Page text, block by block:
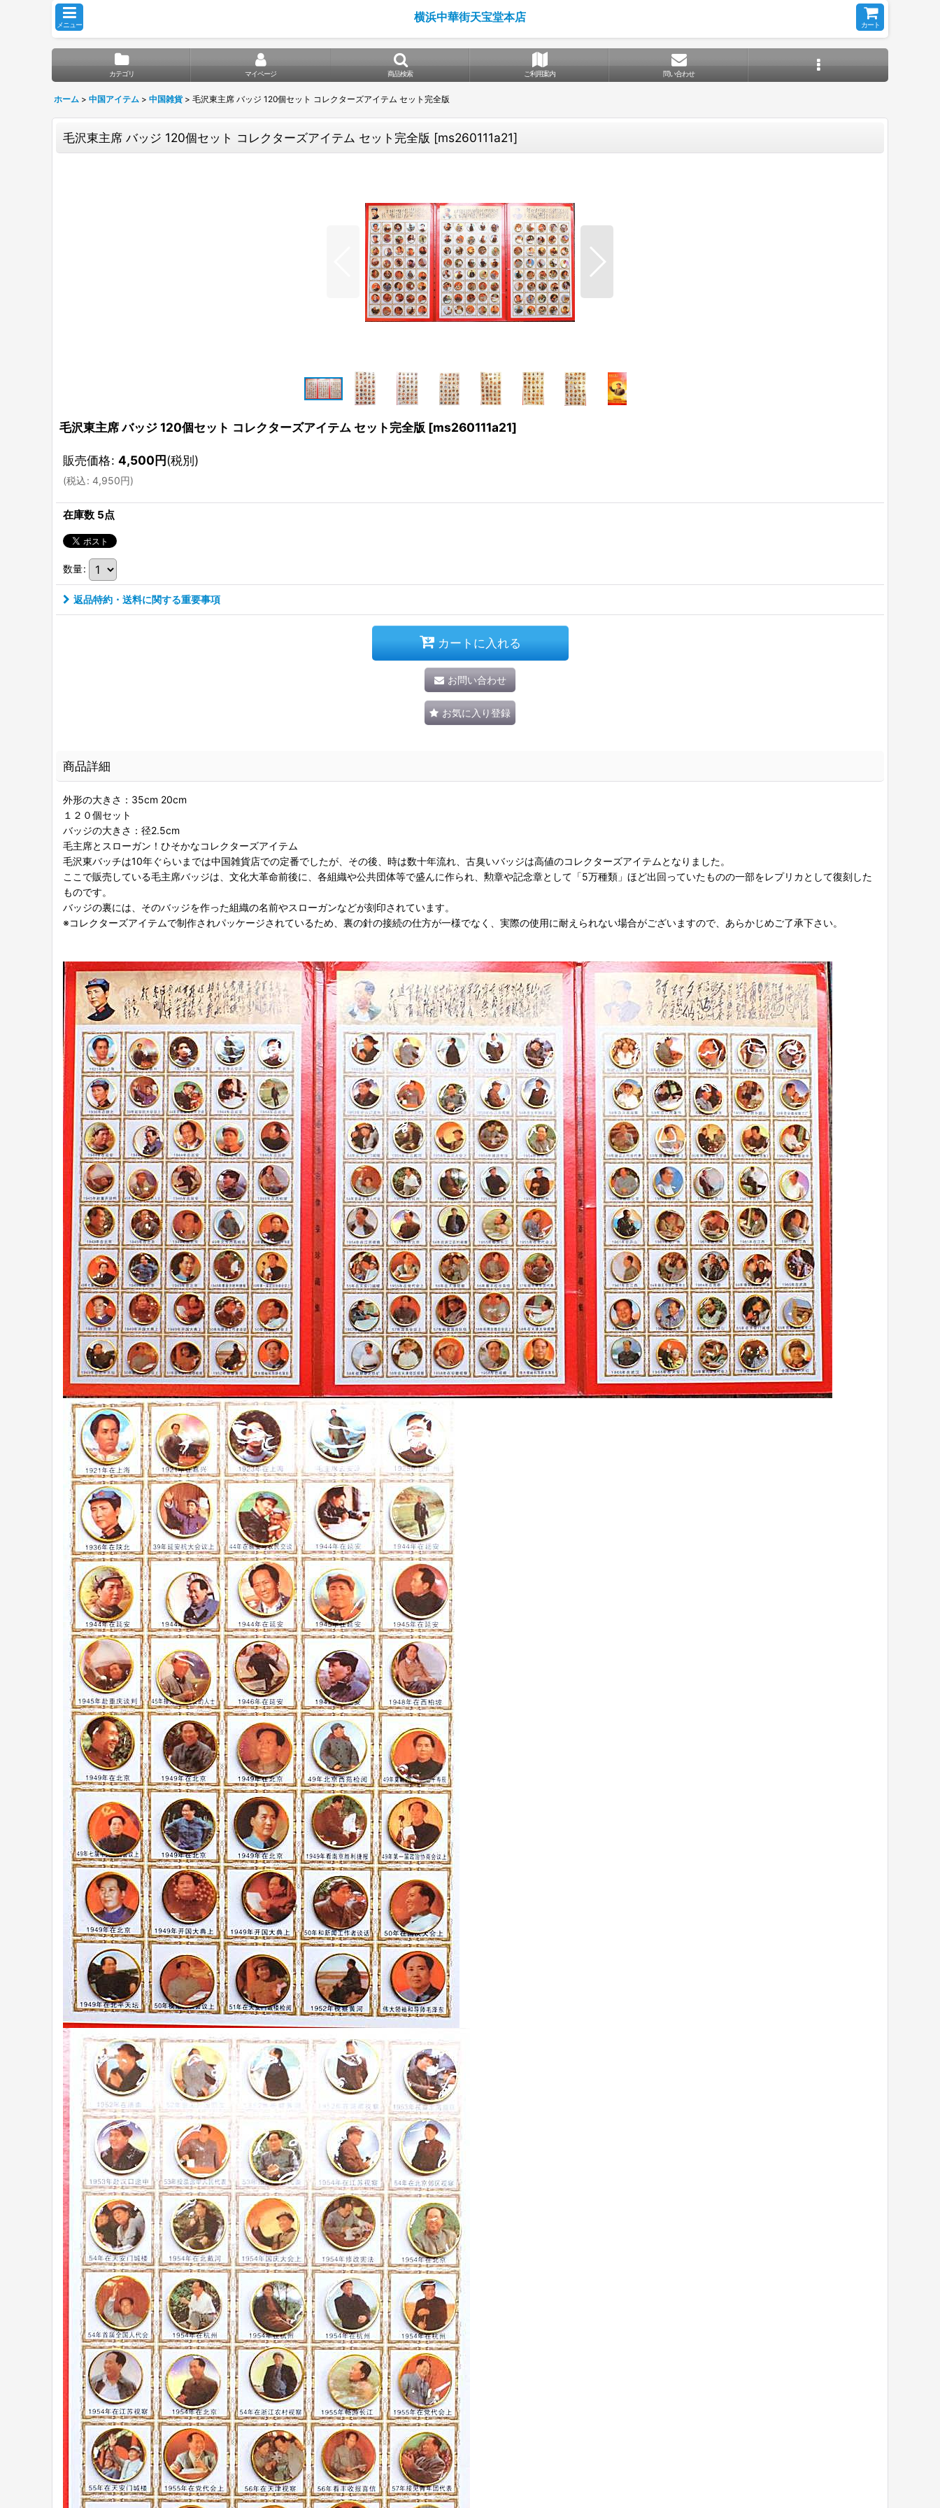
メニュー
横浜中華街天宝堂本店
カート
カテゴリ マイページ 商品検索 ご利用案内 問い合わせ
ホーム > 中国アイテム > 中国雑貨 > 毛沢東主席 バッジ 120個セット コレクターズアイテム セット完全版
毛沢東主席 バッジ 120個セット コレクターズアイテム セット完全版 [ms260111a21]
毛沢東主席 バッジ 120個セット コレクターズアイテム セット完全版 [ms260111a21]
販売価格: 4,500円(税別)
(税込: 4,950円)
在庫数 5点
数量:
返品特約・送料に関する重要事項
カートに入れる
お問い合わせ
お気に入り登録
商品詳細
外形の大きさ：35cm 20cm
１２０個セット
バッジの大きさ：径2.5cm
毛主席とスローガン！ひそかなコレクターズアイテム
毛沢東バッチは10年ぐらいまでは中国雑貨店での定番でしたが、その後、時は数十年流れ、古臭いバッジは高値のコレクターズアイテムとなりました。
ここで販売している毛主席バッジは、文化大革命前後に、各組織や公共団体等で盛んに作られ、勲章や記念章として「5万種類」ほど出回っていたものの一部をレプリカとして復刻した
ものです。
バッジの裏には、そのバッジを作った組織の名前やスローガンなどが刻印されています。
※コレクターズアイテムで制作されパッケージされているため、裏の針の接続の仕方が一様でなく、実際の使用に耐えられない場合がございますので、あらかじめご了承下さい。